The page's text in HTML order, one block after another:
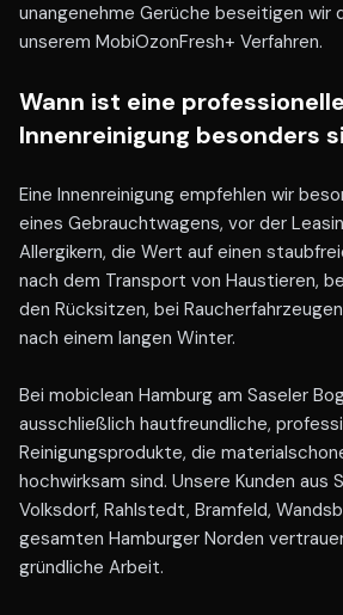
unangenehme Gerüche beseitigen wir
unserem MobiOzonFresh+ Verfahren.
Wann ist eine professionelle
Innenreinigung besonders
Eine Innenreinigung empfehlen wir
eines Gebrauchtwagens, vor der
Allergikern, die Wert auf einen
nach dem Transport von Haustieren,
den Rücksitzen, bei
nach einem langen Winter.
Bei mobiclean Hamburg am Saseler
ausschließlich hautfreundliche,
Reinigungsprodukte, die
hochwirksam sind. Unsere Kunden aus
Volksdorf, Rahlstedt, Bramfeld,
gesamten Hamburger Norden
gründliche Arbeit.